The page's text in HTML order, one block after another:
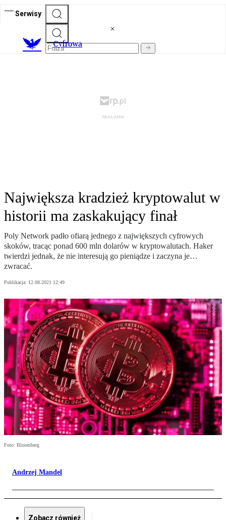
Serwisy
Cyfrowa
Największa kradzież kryptowalut w
historii ma zaskakujący finał
Poly Network padło ofiarą jednego z największych cyfrowych
skoków, tracąc ponad 600 mln dolarów w kryptowalutach. Haker
twierdzi jednak, że nie interesują go pieniądze i zaczyna je…
zwracać.
Publikacja: 12.08.2021 12:49
Foto: Bloomberg
Andrzej Mandel
Zobacz również